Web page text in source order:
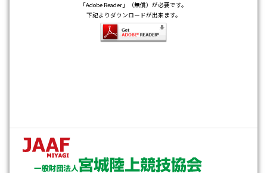
「Adobe Reader」（無償）が必要です。
下記よりダウンロードが出来ます。